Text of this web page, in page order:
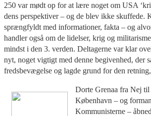
250 var mødt op for at lære noget om USA
dens perspektiver – og de blev ikke skuffede.
sprængfyldt med informationer, fakta – og
handler også om de lidelser, krig og
mindst i den 3. verden. Deltagerne var klar
nyt, noget vigtigt med denne begivenhed, der
fredsbevægelse og lagde grund for den
Dorte Grenaa fra Nej
København – og
Kommunisterne –